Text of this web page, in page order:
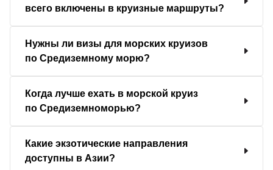
всего включены в круизные маршруты?
Нужны ли визы для морских круизов
по Средиземному морю?
Когда лучше ехать в морской круиз
по Средиземноморью?
Какие экзотические направления
доступны в Азии?